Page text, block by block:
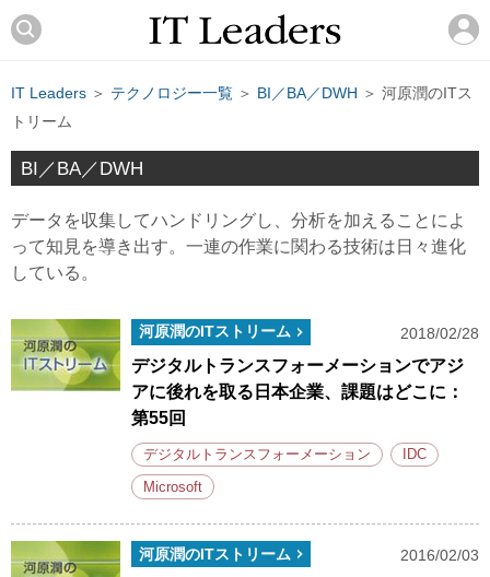
IT Leaders ＞ テクノロジー一覧 ＞ BI／BA／DWH ＞ 河原潤のITス
トリーム
BI／BA／DWH
データを収集してハンドリングし、分析を加えることによ
って知見を導き出す。一連の作業に関わる技術は日々進化
している。
河原潤のITストリーム 2018/02/28
デジタルトランスフォーメーションでアジ
アに後れを取る日本企業、課題はどこに：
第55回
デジタルトランスフォーメーション IDC
Microsoft
河原潤のITストリーム 2016/02/03